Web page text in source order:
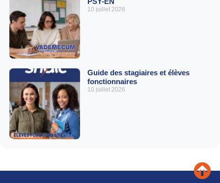
10 juillet 2026
Guide des stagiaires et élèves
fonctionnaires
10 juillet 2026